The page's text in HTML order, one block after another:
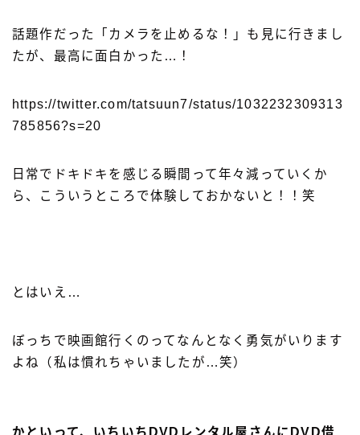
話題作だった「カメラを止めるな！」も見に行きまし
たが、最高に面白かった…！
https://twitter.com/tatsuun7/status/1032232309313
785856?s=20
日常でドキドキを感じる瞬間って年々減っていくか
ら、こういうところで体験しておかないと！！笑
とはいえ…
ぼっちで映画館行くのってなんとなく勇気がいります
よね（私は慣れちゃいましたが…笑）
かといって、いちいちDVDレンタル屋さんにDVD借